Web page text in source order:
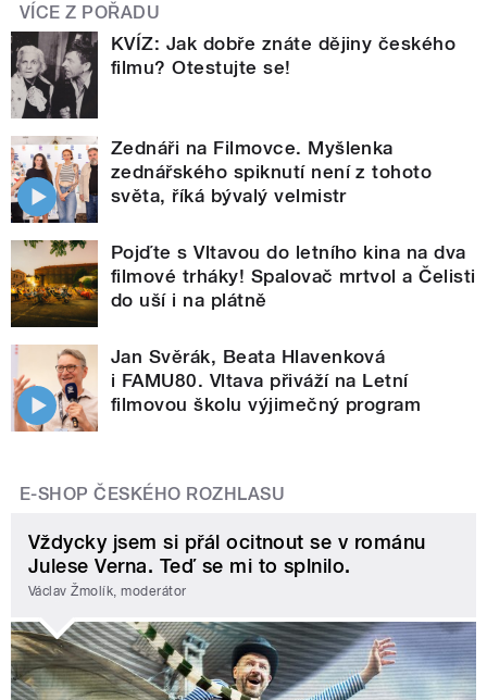
VÍCE Z POŘADU
KVÍZ: Jak dobře znáte dějiny českého
filmu? Otestujte se!
Zednáři na Filmovce. Myšlenka
zednářského spiknutí není z tohoto
světa, říká bývalý velmistr
Pojďte s Vltavou do letního kina na dva
filmové trháky! Spalovač mrtvol a Čelisti
do uší i na plátně
Jan Svěrák, Beata Hlavenková
i FAMU80. Vltava přiváží na Letní
filmovou školu výjimečný program
E-SHOP ČESKÉHO ROZHLASU
Vždycky jsem si přál ocitnout se v románu
Julese Verna. Teď se mi to splnilo.
Václav Žmolík, moderátor